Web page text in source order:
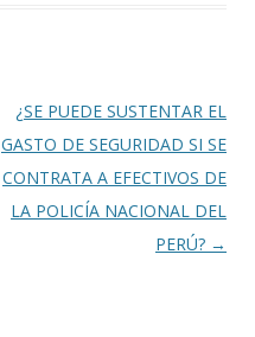
¿SE PUEDE SUSTENTAR EL
GASTO DE SEGURIDAD SI SE
CONTRATA A EFECTIVOS DE
LA POLICÍA NACIONAL DEL
PERÚ? →